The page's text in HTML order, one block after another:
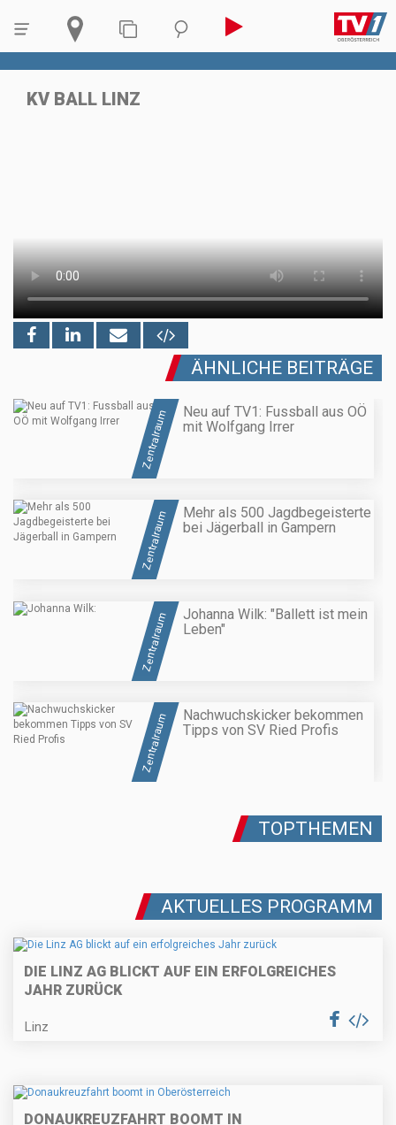
KV BALL LINZ
ÄHNLICHE BEITRÄGE
Zentralraum
Neu auf TV1: Fussball aus OÖ
mit Wolfgang Irrer
Zentralraum
Mehr als 500 Jagdbegeisterte
bei Jägerball in Gampern
Zentralraum
Johanna Wilk: "Ballett ist mein
Leben"
Zentralraum
Nachwuchskicker bekommen
Tipps von SV Ried Profis
TOPTHEMEN
AKTUELLES PROGRAMM
DIE LINZ AG BLICKT AUF EIN ERFOLGREICHES
JAHR ZURÜCK
Linz
DONAUKREUZFAHRT BOOMT IN